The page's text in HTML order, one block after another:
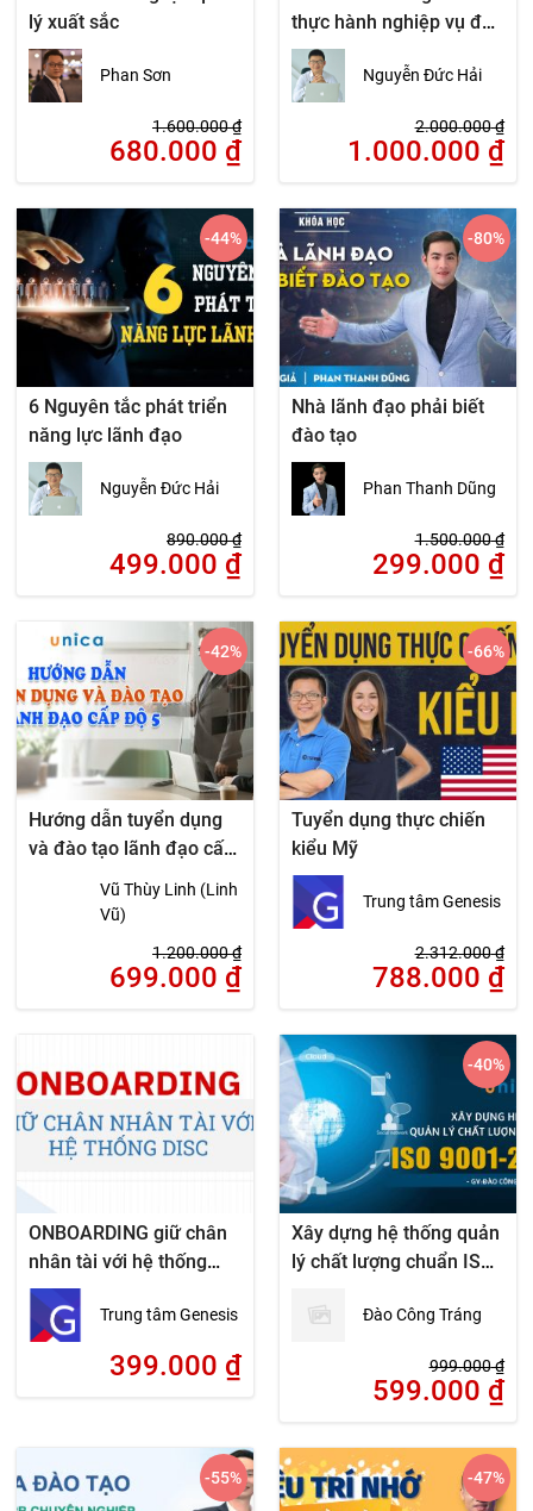
lý xuất sắc
Phan Sơn
1.600.000₫
680.000 ₫
thực hành nghiệp vụ đào
tạo nội bộ tại Doanh
nghiệp
Nguyễn Đức Hải
2.000.000₫
1.000.000 ₫
6 Nguyên tắc phát triển
năng lực lãnh đạo
Nguyễn Đức Hải
890.000₫
499.000 ₫
-44%
Nhà lãnh đạo phải biết
đào tạo
Phan Thanh Dũng
1.500.000₫
299.000 ₫
-80%
Hướng dẫn tuyển dụng
và đào tạo lãnh đạo cấp
Vũ Thùy Linh (Linh
Vũ)
1.200.000₫
699.000 ₫
-42%
Tuyển dụng thực chiến
kiểu Mỹ
Trung tâm Genesis
2.312.000₫
788.000 ₫
-66%
ONBOARDING giữ chân
nhân tài với hệ thống
DISC
Trung tâm Genesis
399.000 ₫
Xây dựng hệ thống quản
lý chất lượng chuẩn ISO
Đào Công Tráng
999.000₫
599.000 ₫
-40%
-55% -47%